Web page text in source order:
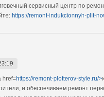
сервисный центр по
https://remont-indukcionnyh-plit-
href=https://remont-plotterov-style.ru/>
и обеспечиваем ремонт